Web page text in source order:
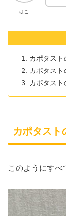
はこ
カポタスト
カポタスト
カポタスト
カポタスト
このようにすべ